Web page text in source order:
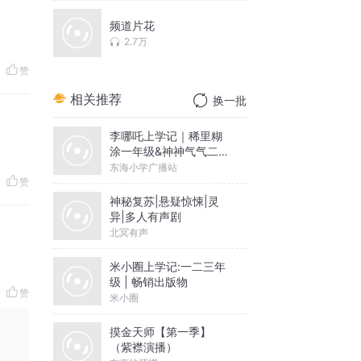
赞
赞
赞
频道片花
2.7万
相关推荐 换一批
李哪吒上学记｜稀里糊
涂一年级&神神气气二年
级
东海小学广播站
神秘复苏|悬疑惊悚|灵
异|多人有声剧
北冥有声
米小圈上学记:一二三年
级 | 畅销出版物
米小圈
摸金天师【第一季】
（紫襟演播）